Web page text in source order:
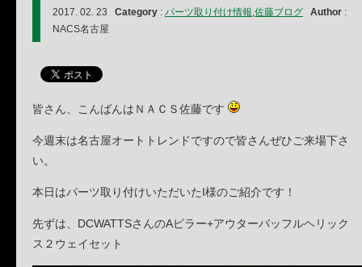
2017. 02. 23 Category : パーツ取り付け情報,佐藤ブログ Author :
NACS名古屋
皆さん、こんばんはＮＡＣＳ佐藤です
今週末は名古屋オートトレンドですので皆さんぜひご来場下さ
い。
本日はパーツ取り付けいただいたI様のご紹介です！
先ずは、DCWATTSさんのAピラー+アウターバッフルヘリック
ス２ウェイセット